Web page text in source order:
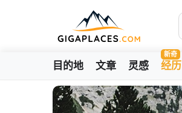
目的地 文章 灵感
新奇
经历